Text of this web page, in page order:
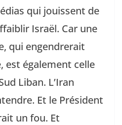
qui jouissent de
Israël. Car une
qui engendrerait
est également celle
Liban. L’Iran
Et le Président
un fou. Et